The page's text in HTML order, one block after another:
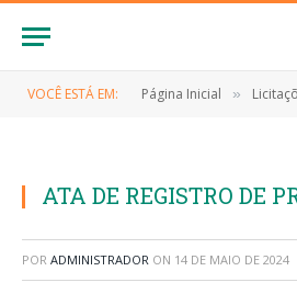
VOCÊ ESTÁ EM: Página Inicial »
ATA DE REGISTRO DE
POR ADMINISTRADOR ON 14 DE MAIO DE 2024